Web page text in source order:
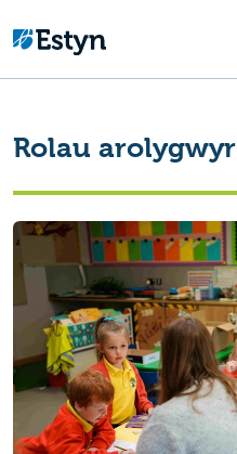
Rolau arolygwyr